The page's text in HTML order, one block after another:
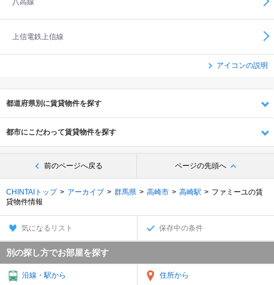
八高線
上信電鉄上信線
アイコンの説明
都道府県別に賃貸物件を探す
都市にこだわって賃貸物件を探す
前のページへ戻る ページの先頭へ
CHINTAIトップ アーカイブ 群馬県 高崎市 高崎駅
ファミーユの賃
貸物件情報
気になるリスト 保存中の条件
別の探し方でお部屋を探す
沿線・駅から 住所から